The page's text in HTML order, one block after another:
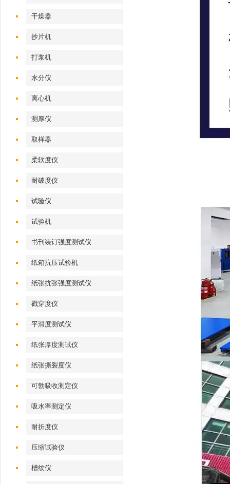
干燥器
抄片机
打浆机
水分仪
离心机
测厚仪
取样器
柔软度仪
耐破度仪
试验仪
试验机
书刊装订强度测试仪
纸箱抗压试验机
纸张抗张强度测试仪
戳穿度仪
平滑度测试仪
纸张厚度测试仪
纸张撕裂度仪
可勃吸收测定仪
吸水率测定仪
耐折度仪
压缩试验仪
槽纹仪